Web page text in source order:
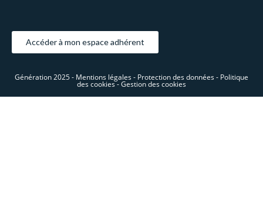
Accéder à mon espace adhérent
Génération 2025 - Mentions légales - Protection des données - Politique
des cookies -Gestion des cookies